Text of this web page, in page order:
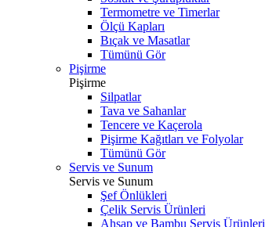
Termometre ve Timerlar
Ölçü Kapları
Bıçak ve Masatlar
Tümünü Gör
Pişirme
Pişirme
Silpatlar
Tava ve Sahanlar
Tencere ve Kaçerola
Pişirme Kağıtları ve Folyolar
Tümünü Gör
Servis ve Sunum
Servis ve Sunum
Şef Önlükleri
Çelik Servis Ürünleri
Ahşap ve Bambu Servis Ürünleri